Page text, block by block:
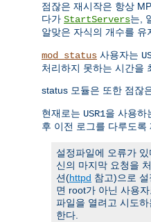
점잖은 재시작은 항상
다가 StartServers는,
알맞은 자식의 개수를 유
mod_status 사용자는
처리하지 못하는 시간을
status 모듈은 또한 점잖
현재로는 USR1을 사용하
후 이전 로그를 다루도
설정파일에 오류가
신의 마지막 요청을
션(httpd 참고)으로
면 root가 아닌 사용자
파일을 열려고 시도
한다.